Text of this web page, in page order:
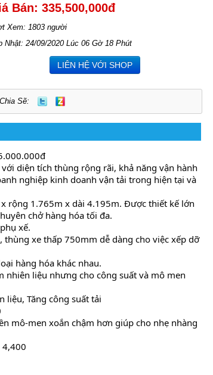
Bán: 335,500,000đ
Xem: 1803 người
Nhật: 24/09/2020 Lúc 06 Gờ 18 Phút
LIÊN HỆ VỚI SHOP
Chia Sẽ:
diện tích thùng rộng rãi, khả năng vận hành
nghiệp kinh doanh vận tải trong hiện tại và
rộng 1.765m x dài 4.195m. Được thiết kế lớn
chở hàng hóa tối đa.
xế.
xe thấp 750mm dễ dàng cho việc xếp dỡ
hàng hóa khác nhau.
liệu nhưng cho công suất và mô men
liệu, Tăng công suất tải
mô-men xoắn chậm hơn giúp cho nhẹ nhàng